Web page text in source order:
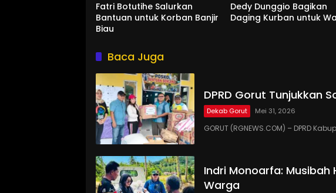
Fatri Botutihe Salurkan
Bantuan untuk Korban Banjir
Biau
Dedy Dunggio Bagikan
Daging Kurban untuk
Baca Juga
DPRD Gorut Tunjukkan
Dekab Gorut Mei 31, 2026
GORUT (RGNEWS.COM) – DPRD
Indri Monoarfa:
Warga